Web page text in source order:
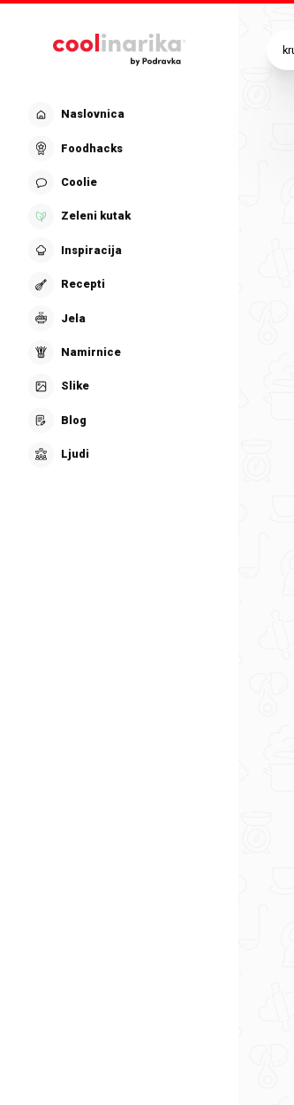
Naslovnica
Foodhacks
Coolie
Zeleni kutak
Inspiracija
Recepti
Jela
Namirnice
Slike
Blog
Ljudi